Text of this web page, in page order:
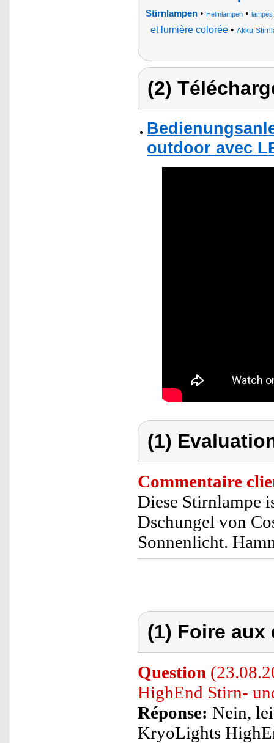
Stirnlampen• Helmlampen•
et lumière colorée• Akku-
(2)
outdoor avec
(1)
Commentaire
Diese Stirnlampe
Dschungel von
Sonnenlicht.
(1) Foire
Question
HighEnd Stirn-
Réponse: Nein,
KryoLights